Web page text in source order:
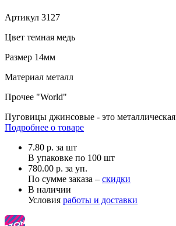
Артикул 3127
Цвет темная медь
Размер 14мм
Материал металл
Прочее "World"
Пуговицы джинсовые - это
Подробнее о товаре
7.80 р. за шт
В упаковке по 100 шт
780.00 р. за уп.
По сумме заказа – скидки
В наличии
Условия работы и доставки